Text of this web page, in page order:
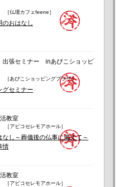
仏壇カフェfeene］
のおはなし
張セミナー inあびこショッピ
あびこショッピングプラザ］
グセミナー
教室
アビコセレモアホール］
なし～葬儀後の仏事に備えて～
情
教室
アビコセレモアホール］